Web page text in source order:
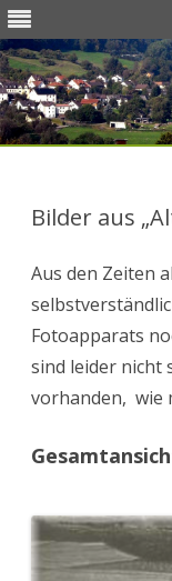
Bilder aus
Aus den Zeiten
Fotoapparats
sind leider nicht
vorhanden, wie